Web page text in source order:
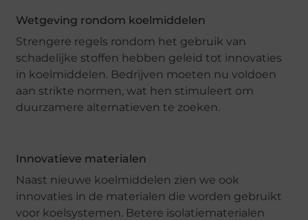
Wetgeving rondom koelmiddelen
Strengere regels rondom het gebruik van
schadelijke stoffen hebben geleid tot innovaties
in koelmiddelen. Bedrijven moeten nu voldoen
aan strikte normen, wat hen stimuleert om
duurzamere alternatieven te zoeken.
Innovatieve materialen
Naast nieuwe koelmiddelen zien we ook
innovaties in de materialen die worden gebruikt
voor koelsystemen. Betere isolatiematerialen